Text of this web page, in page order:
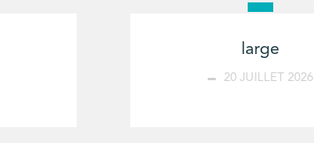
large
20 JUILLET 2026